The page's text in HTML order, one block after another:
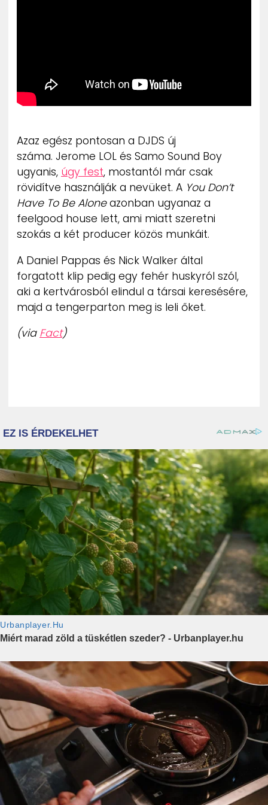
ADATKEZELÉSI TÁJÉKOZTATÓ
Azaz egész pontosan a DJDS új
száma. Jerome LOL és Samo Sound Boy
ugyanis, úgy fest, mostantól már csak
rövidítve használják a nevüket. A You Don’t
Have To Be Aloneazonban ugyanaz a
feelgood house lett, ami miatt szeretni
szokás a két producer közös munkáit.
A Daniel Pappas és Nick Walker által
forgatott klip pedig egy fehér huskyról szól,
aki a kertvárosból elindul a társai keresésére,
majd a tengerparton meg is leli őket.
(via Fact)